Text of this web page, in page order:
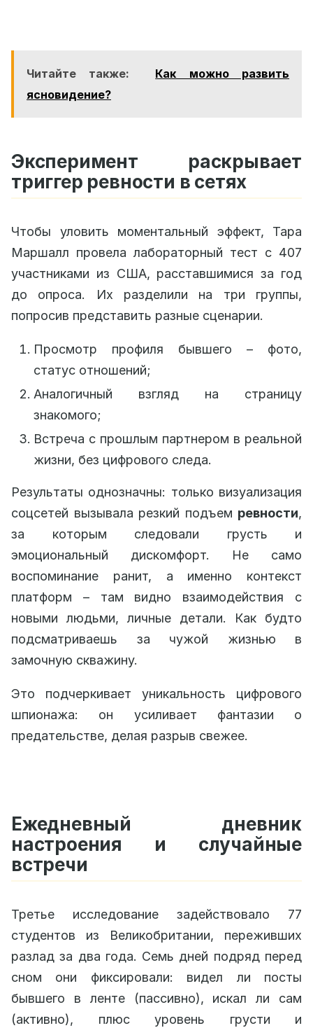
Читайте также:
Как можно развить
ясновидение?
Эксперимент раскрывает
триггер ревности в сетях
Чтобы уловить моментальный эффект, Тара
Маршалл провела лабораторный тест с 407
участниками из США, расставшимися за год
до опроса. Их разделили на три группы,
попросив представить разные сценарии.
Просмотр профиля бывшего – фото,
статус отношений;
Аналогичный взгляд на страницу
знакомого;
Встреча с прошлым партнером в реальной
жизни, без цифрового следа.
Результаты однозначны: только визуализация
соцсетей вызывала резкий подъем ревности,
за которым следовали грусть и
эмоциональный дискомфорт. Не само
воспоминание ранит, а именно контекст
платформ – там видно взаимодействия с
новыми людьми, личные детали. Как будто
подсматриваешь за чужой жизнью в
замочную скважину.
Это подчеркивает уникальность цифрового
шпионажа: он усиливает фантазии о
предательстве, делая разрыв свежее.
Ежедневный дневник
настроения и случайные
встречи
Третье исследование задействовало 77
студентов из Великобритании, переживших
разлад за два года. Семь дней подряд перед
сном они фиксировали: видел ли посты
бывшего в ленте (пассивно), искал ли сам
(активно), плюс уровень грусти и